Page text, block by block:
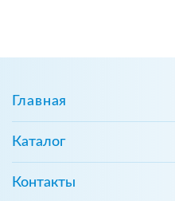
Главная
Каталог
Контакты